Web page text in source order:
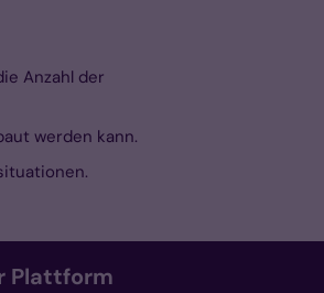
Anzahl der
werden kann.
Plattform